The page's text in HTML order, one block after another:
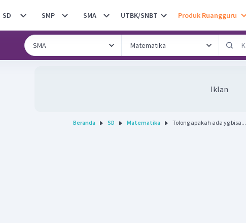
SD SMP SMA UTBK/SNBT Produk Ruangguru
Iklan
Beranda SD Matematika Tolong apakah ada yg bisa...